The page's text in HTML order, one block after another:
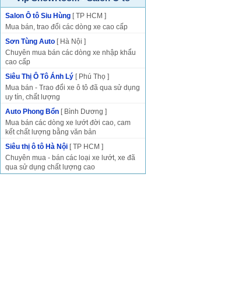
Salon Ô tô Siu Hùng [ TP HCM ]
Mua bán, trao đổi các dòng xe cao cấp
Sơn Tùng Auto [ Hà Nội ]
Chuyên mua bán các dòng xe nhập khẩu
cao cấp
Siêu Thị Ô Tô Ánh Lý [ Phú Thọ ]
Mua bán - Trao đổi xe ô tô đã qua sử dụng
uy tín, chất lượng
Auto Phong Bổn [ Bình Dương ]
Mua bán các dòng xe lướt đời cao, cam
kết chất lượng bằng văn bản
Siêu thị ô tô Hà Nội [ TP HCM ]
Chuyên mua - bán các loại xe lướt, xe đã
qua sử dụng chất lượng cao